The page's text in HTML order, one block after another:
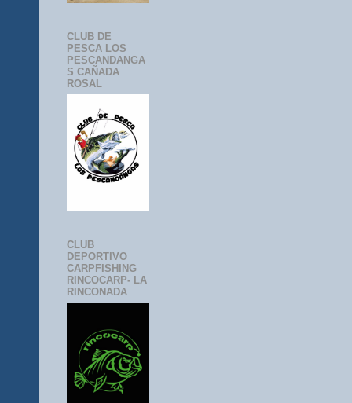
CLUB DE
PESCA LOS
PESCANDANGA
S CAÑADA
ROSAL
CLUB
DEPORTIVO
CARPFISHING
RINCOCARP- LA
RINCONADA